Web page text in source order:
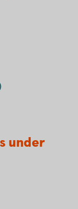
under